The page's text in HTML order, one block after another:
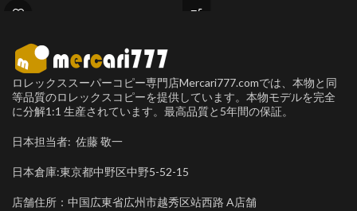
ロレックススーパーコピー専門店Mercari777.comでは、本物と同
等品質のロレックスコピーを提供しています。本物モデルを完全
に分解1:1 生産されています。最高品質と5年間の保証。
日本担当者: 佐藤 敬一
日本倉庫:東京都中野区中野5-52-15
店舗住所：中国広東省広州市越秀区站西路 A店舗